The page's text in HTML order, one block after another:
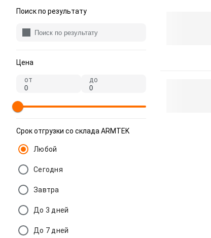
Поиск по результату
Цена
от до
Срок отгрузки со склада ARMTEK
Любой
Сегодня
Завтра
До 3 дней
До 7 дней